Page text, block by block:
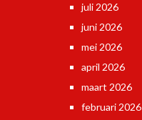
juli 2026
juni 2026
mei 2026
april 2026
maart 2026
februari 2026